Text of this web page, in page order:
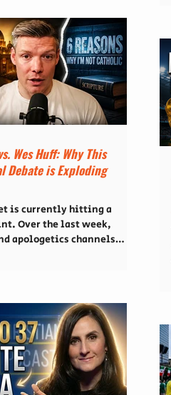
a preguntas profundas:
Dios en medio del dolor?
reaccionar como
nuestro último episodio,
y Mili, nos detuvimos a
estos temas desde una
bíblica. 1. El poder de la i
Wes Huff: Why This
Debate is Exploding
is currently hitting a
Over the last week,
apologetics channels
in just days: “Why I’m
Catholic,” published by
Canadian New Testament
apologist, Dr. Wes Huff.
at Christian Podcast
has never been to
fuel division, but rather